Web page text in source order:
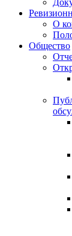
О
Общество